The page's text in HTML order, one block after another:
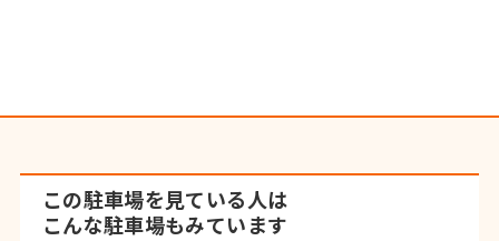
この駐車場を見ている人は
こんな駐車場もみています